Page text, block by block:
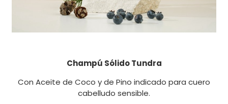
Champú Sólido Tundra
Con Aceite de Coco y de Pino indicado para cuero
cabelludo sensible.